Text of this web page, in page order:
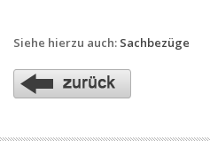
Siehe hierzu auch: Sachbezüge